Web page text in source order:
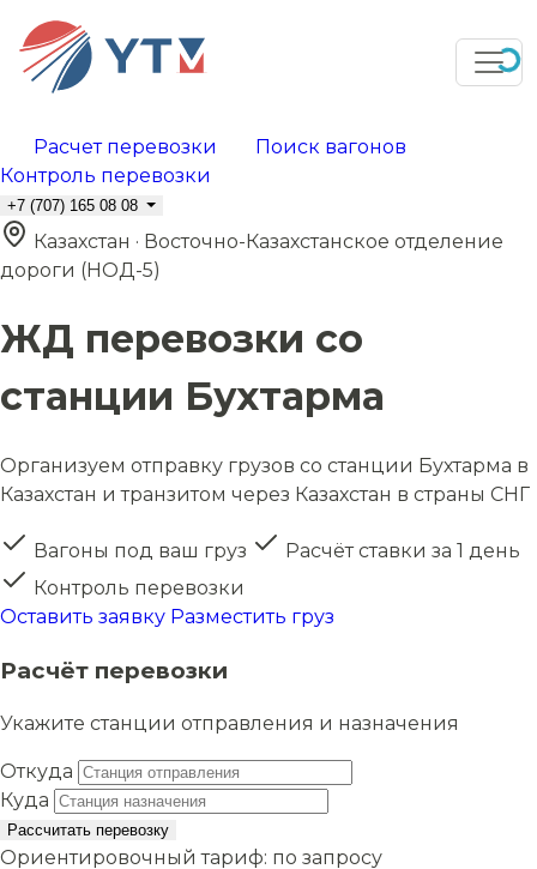
Расчет перевозки
Поиск вагонов
Контроль перевозки
+7 (707) 165 08 08
Казахстан · Восточно-Казахстанское отделение
дороги (НОД-5)
ЖД перевозки со
станции Бухтарма
Организуем отправку грузов со станции Бухтарма в
Казахстан и транзитом через Казахстан в страны СНГ
Вагоны под ваш груз
Расчёт ставки за 1 день
Контроль перевозки
Оставить заявку Разместить груз
Расчёт перевозки
Укажите станции отправления и назначения
Откуда
Куда
Рассчитать перевозку
Ориентировочный тариф: по запросу